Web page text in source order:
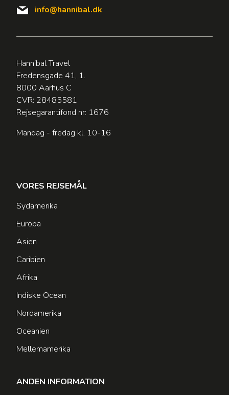
info@hannibal.dk
Hannibal Travel
Fredensgade 41, 1.
8000 Aarhus C
CVR: 28485581
Rejsegarantifond nr: 1676
Mandag - fredag kl. 10-16
VORES REJSEMÅL
Sydamerika
Europa
Asien
Caribien
Afrika
Indiske Ocean
Nordamerika
Oceanien
Mellemamerika
ANDEN INFORMATION